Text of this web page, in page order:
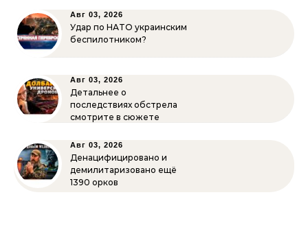
Авг 03, 2026
Удар по НАТО украинским
беспилотником?
Авг 03, 2026
Детальнее о
последствиях обстрела
смотрите в сюжете
Авг 03, 2026
Денацифицировано и
демилитаризовано ещё
1390 орков